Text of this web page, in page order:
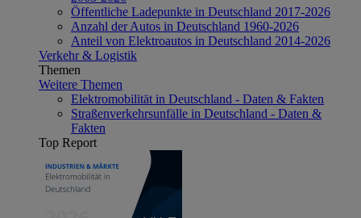
Öffentliche Ladepunkte in Deutschland 2017-2026
Anzahl der Autos in Deutschland 1960-2026
Anteil von Elektroautos in Deutschland 2014-2026
Verkehr & Logistik
Themen
Weitere Themen
Elektromobilität in Deutschland - Daten & Fakten
Straßenverkehrsunfälle in Deutschland - Daten &
Fakten
Top Report